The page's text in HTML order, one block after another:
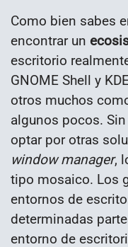
Como bien sabes
encontrar un
escritorio
GNOME Shell y
otros muchos
algunos pocos.
optar por otras
window manager,
tipo mosaico. Los
entornos de
determinadas
entorno de